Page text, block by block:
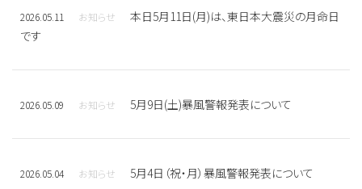
2026.05.11 お知らせ
本日5月11日(月)は、東日本大震災の月命日
です
2026.05.09 お知らせ 5月9日(土)暴風警報発表について
2026.05.04 お知らせ 5月4日（祝・月）暴風警報発表について